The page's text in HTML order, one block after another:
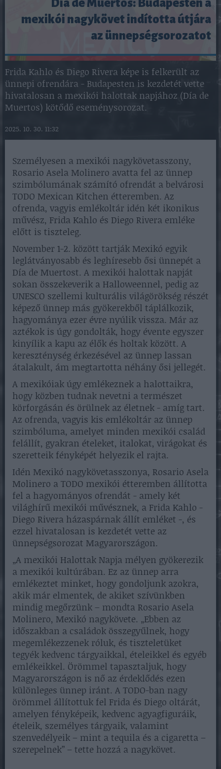
Día de Muertos: Budapesten a
mexikói nagykövet indította útjára
az ünnepségsorozatot
Frida Kahlo és Diego Rivera képe is felkerült az
ünnepi ofrendára - Budapesten is kezdetét vette
hivatalosan a mexikói halottak napjához (Día de
Muertos) kötődő eseménysorozat.
2025. 10. 30. 11:32
Személyesen a mexikói nagykövetasszony,
Rosario Asela Molinero avatta fel az ünnep
szimbólumának számító ofrendát a belvárosi
TODO Mexican Kitchen étteremben. Az
ofrenda, vagyis emlékoltár idén két ikonikus
művész, Frida Kahlo és Diego Rivera emléke
előtt is tiszteleg.
November 1-2. között tartják Mexikó egyik
leglátványosabb és leghíresebb ősi ünnepét a
Día de Muertost. A mexikói halottak napját
sokan összekeverik a Halloweennel, pedig az
UNESCO szellemi kulturális világörökség részét
képező ünnep más gyökerekből táplálkozik,
hagyománya ezer évre nyúlik vissza. Már az
aztékok is úgy gondolták, hogy évente egyszer
kinyílik a kapu az élők és holtak között. A
kereszténység érkezésével az ünnep lassan
átalakult, ám megtartotta néhány ősi jellegét.
A mexikóiak úgy emlékeznek a halottaikra,
hogy közben tudnak nevetni a természet
körforgásán és örülnek az életnek - amíg tart.
Az ofrenda, vagyis kis emlékoltár az ünnep
szimbóluma, amelyet minden mexikói család
felállít, gyakran ételeket, italokat, virágokat és
szeretteik fényképét helyezik el rajta.
Idén Mexikó nagykövetasszonya, Rosario Asela
Molinero a TODO mexikói étteremben állította
fel a hagyományos ofrendát - amely két
világhírű mexikói művésznek, a Frida Kahlo -
Diego Rivera házaspárnak állít emléket -, és
ezzel hivatalosan is kezdetét vette az
ünnepségsorozat Magyarországon.
„A mexikói Halottak Napja mélyen gyökerezik
a mexikói kultúrában. Ez az ünnep arra
emlékeztet minket, hogy gondoljunk azokra,
akik már elmentek, de akiket szívünkben
mindig megőrzünk – mondta Rosario Asela
Molinero, Mexikó nagykövete. „Ebben az
időszakban a családok összegyűlnek, hogy
megemlékezzenek róluk, és tiszteletüket
tegyék kedvenc tárgyaikkal, ételeikkel és egyéb
emlékeikkel. Örömmel tapasztaljuk, hogy
Magyarországon is nő az érdeklődés ezen
különleges ünnep iránt. A TODO-ban nagy
örömmel állítottuk fel Frida és Diego oltárát,
amelyen fényképeik, kedvenc agyagfiguráik,
ételeik, személyes tárgyaik, valamint
szenvedélyeik – mint a tequila és a cigaretta –
szerepelnek” – tette hozzá a nagykövet.